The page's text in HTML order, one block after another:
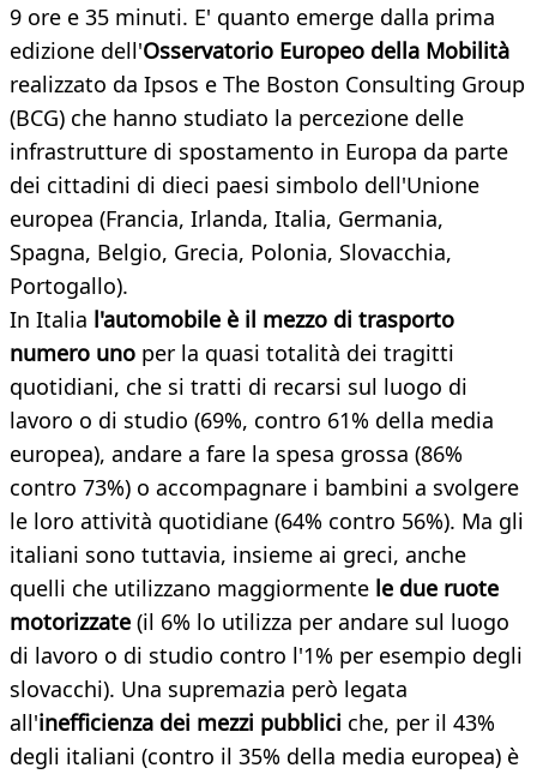
9 ore e 35 minuti. E' quanto emerge dalla prima
edizione dell'Osservatorio Europeo della Mobilità
realizzato da Ipsos e The Boston Consulting Group
(BCG) che hanno studiato la percezione delle
infrastrutture di spostamento in Europa da parte
dei cittadini di dieci paesi simbolo dell'Unione
europea (Francia, Irlanda, Italia, Germania,
Spagna, Belgio, Grecia, Polonia, Slovacchia,
Portogallo).
In Italia l'automobile è il mezzo di trasporto
numero uno per la quasi totalità dei tragitti
quotidiani, che si tratti di recarsi sul luogo di
lavoro o di studio (69%, contro 61% della media
europea), andare a fare la spesa grossa (86%
contro 73%) o accompagnare i bambini a svolgere
le loro attività quotidiane (64% contro 56%). Ma gli
italiani sono tuttavia, insieme ai greci, anche
quelli che utilizzano maggiormente le due ruote
motorizzate (il 6% lo utilizza per andare sul luogo
di lavoro o di studio contro l'1% per esempio degli
slovacchi). Una supremazia però legata
all'inefficienza dei mezzi pubblici che, per il 43%
degli italiani (contro il 35% della media europea) è